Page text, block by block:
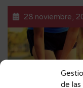
de
28 noviembre,